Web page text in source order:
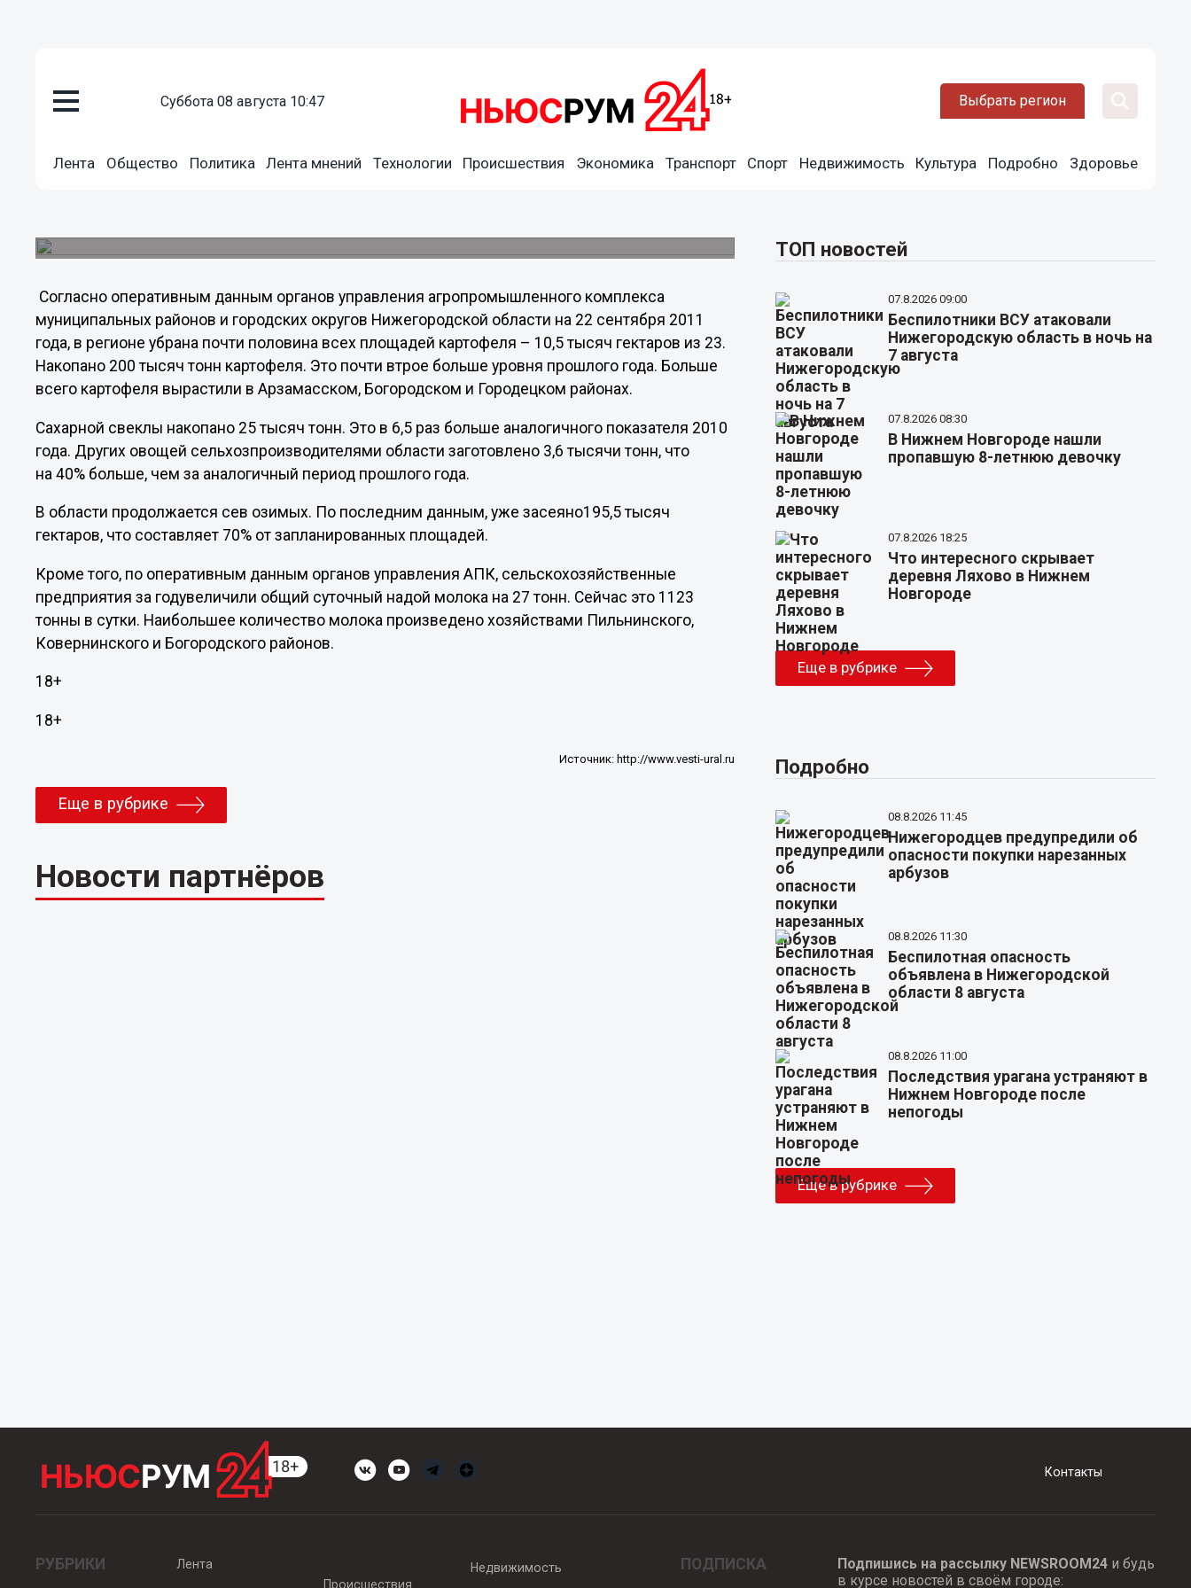
суббота 08 августа 10:47 Выбрать регион
Лента Общество Политика Лента мнений Технологии Происшествия Экономика Транспорт Спорт Недвижимость Культура Подробно Здоровье
23.09.201122:49
Согласно оперативным данным органов управления агропромышленного комплекса
муниципальных районов и городских округов Нижегородской области на 22 сентября 2011
года, в регионе убрана почти половина всех площадей картофеля – 10,5 тысяч гектаров из 23.
Накопано 200 тысяч тонн картофеля. Это почти втрое больше уровня прошлого года. Больше
всего картофеля вырастили в Арзамасском, Богородском и Городецком районах.
Сахарной свеклы накопано 25 тысяч тонн. Это в 6,5 раз больше аналогичного показателя 2010
года. Других овощей сельхозпроизводителями области заготовлено 3,6 тысячи тонн, что
на 40% больше, чем за аналогичный период прошлого года.
В области продолжается сев озимых. По последним данным, уже засеяно195,5 тысяч
гектаров, что составляет 70% от запланированных площадей.
Кроме того, по оперативным данным органов управления АПК, сельскохозяйственные
предприятия за годувеличили общий суточный надой молока на 27 тонн. Сейчас это 1123
тонны в сутки. Наибольшее количество молока произведено хозяйствами Пильнинского,
Ковернинского и Богородского районов.
18+
18+
Источник: http://www.vesti-ural.ru
Еще в рубрике
Новости партнёров
ТОП новостей
07.8.2026 09:00
Беспилотники ВСУ атаковали
Нижегородскую область в ночь на
7 августа
07.8.2026 08:30
В Нижнем Новгороде нашли
пропавшую 8-летнюю девочку
07.8.2026 18:25
Что интересного скрывает
деревня Ляхово в Нижнем
Новгороде
Еще в рубрике
Подробно
08.8.2026 11:45
Нижегородцев предупредили об
опасности покупки нарезанных
арбузов
08.8.2026 11:30
Беспилотная опасность
объявлена в Нижегородской
области 8 августа
08.8.2026 11:00
Последствия урагана устраняют в
Нижнем Новгороде после
непогоды
Еще в рубрике
Контакты
РУБРИКИ
Лента
Происшествия
Недвижимость ПОДПИСКА Подпишись на рассылку NEWSROOM24и будь
в курсе новостей в своём городе: